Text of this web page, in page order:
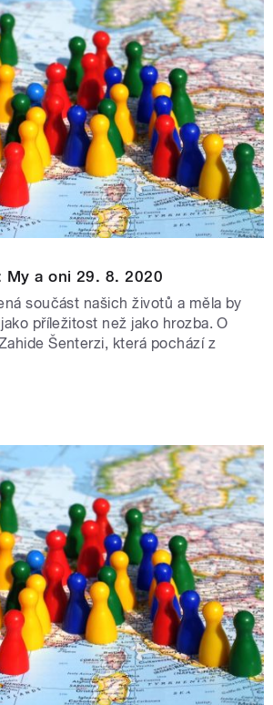
My a oni 29. 8. 2020
součást našich životů a měla by
příležitost než jako hrozba. O
Šenterzi, která pochází z